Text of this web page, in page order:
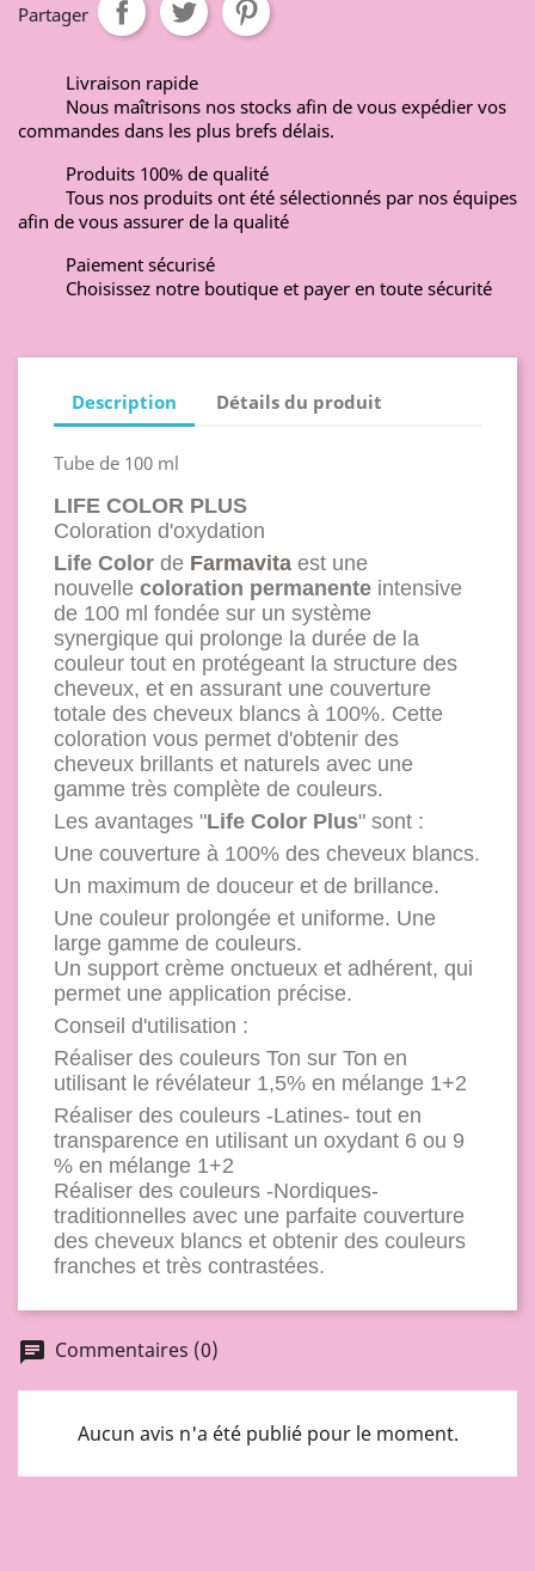
Partager
Livraison rapide
Nous maîtrisons nos stocks afin de vous expédier vos
commandes dans les plus brefs délais.
Produits 100% de qualité
Tous nos produits ont été sélectionnés par nos équipes
afin de vous assurer de la qualité
Paiement sécurisé
Choisissez notre boutique et payer en toute sécurité
Description Détails du produit
Tube de 100 ml
LIFE COLOR PLUS
Coloration d'oxydation
Life Color de Farmavita est une
nouvelle coloration permanente intensive
de 100 ml fondée sur un système
synergique qui prolonge la durée de la
couleur tout en protégeant la structure des
cheveux, et en assurant une couverture
totale des cheveux blancs à 100%. Cette
coloration vous permet d'obtenir des
cheveux brillants et naturels avec une
gamme très complète de couleurs.
Les avantages "Life Color Plus" sont :
Une couverture à 100% des cheveux blancs.
Un maximum de douceur et de brillance.
Une couleur prolongée et uniforme. Une
large gamme de couleurs.
Un support crème onctueux et adhérent, qui
permet une application précise.
Conseil d'utilisation :
Réaliser des couleurs Ton sur Ton en
utilisant le révélateur 1,5% en mélange 1+2
Réaliser des couleurs -Latines- tout en
transparence en utilisant un oxydant 6 ou 9
% en mélange 1+2
Réaliser des couleurs -Nordiques-
traditionnelles avec une parfaite couverture
des cheveux blancs et obtenir des couleurs
franches et très contrastées.
chat Commentaires (0)
Aucun avis n'a été publié pour le moment.